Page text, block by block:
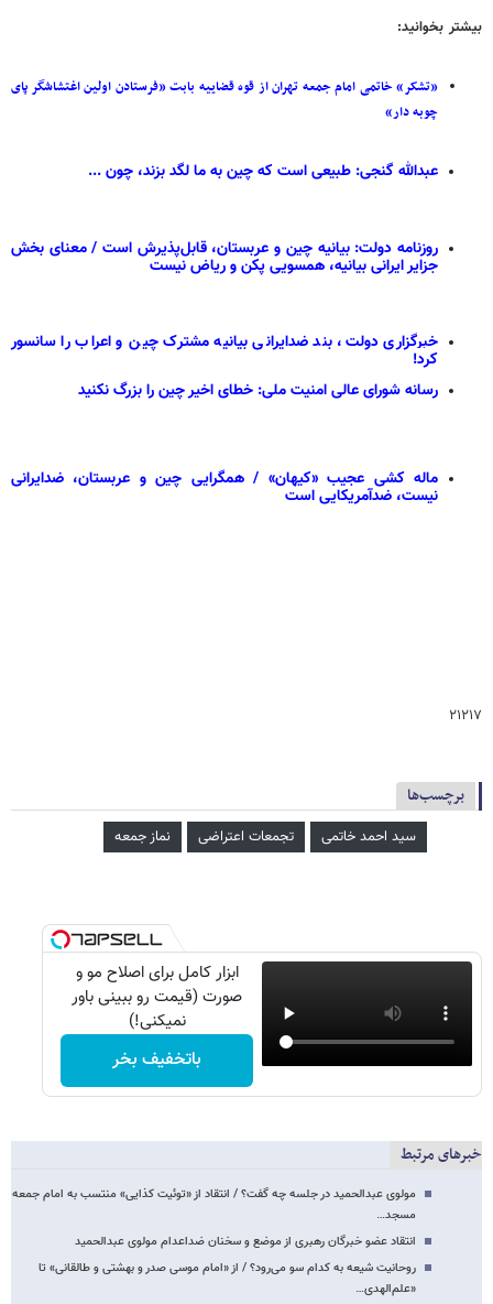
بیشتر بخوانید:
«تشکر» خاتمی امام جمعه تهران از قوه قضاییه بابت «فرستادن اولین اغتشاشگر پای
چوبه دار»
عبدالله گنجی: طبیعی است که چین به ما لگد بزند، چون ...
روزنامه دولت: بیانیه چین و عربستان، قابل‌پذیرش است / معنای بخش
جزایر ایرانی بیانیه، همسویی پکن و ریاض نیست
خبرگزاری دولت، بند ضدایرانی بیانیه مشترک چین و اعراب را سانسور
کرد!
رسانه شورای عالی امنیت ملی: خطای اخیر چین را بزرگ نکنید
ماله کشی عجیب «کیهان» / همگرایی چین و عربستان، ضدایرانی
نیست، ضدآمریکایی است
۲۱۲۱۷
برچسب‌ها
سید احمد خاتمی تجمعات اعتراضی نماز جمعه
ابزار کامل برای اصلاح مو و
صورت (قیمت رو ببینی باور
نمیکنی!)
باتخفیف بخر
خبرهای مرتبط
مولوی عبدالحمید در جلسه چه گفت؟ / انتقاد از «توئیت کذایی» منتسب به امام جمعه
مسجد…
انتقاد عضو خبرگان رهبری از موضع و سخنان ضداعدام مولوی عبدالحمید
روحانیت شیعه به کدام سو می‌رود؟ / از «امام موسی صدر و بهشتی و طالقانی» تا
«علم‌الهدی…